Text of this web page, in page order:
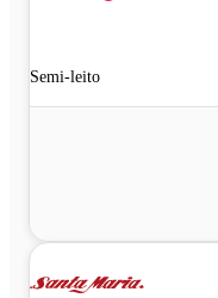
Semi-leito